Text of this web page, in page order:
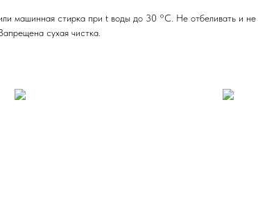
машинная стирка при t воды до 30 °С. Не отбеливать и не
сухая чистка.